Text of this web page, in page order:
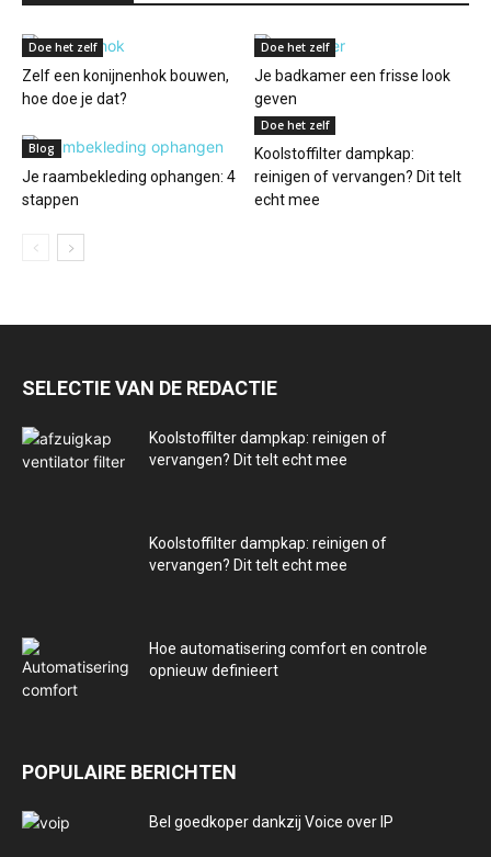
Doe het zelf
Zelf een konijnenhok bouwen,
hoe doe je dat?
Doe het zelf
Je badkamer een frisse look
geven
Blog
Je raambekleding ophangen: 4
stappen
Doe het zelf
Koolstoffilter dampkap:
reinigen of vervangen? Dit telt
echt mee
SELECTIE VAN DE REDACTIE
Koolstoffilter dampkap: reinigen of
vervangen? Dit telt echt mee
Koolstoffilter dampkap: reinigen of
vervangen? Dit telt echt mee
Hoe automatisering comfort en controle
opnieuw definieert
POPULAIRE BERICHTEN
Bel goedkoper dankzij Voice over IP